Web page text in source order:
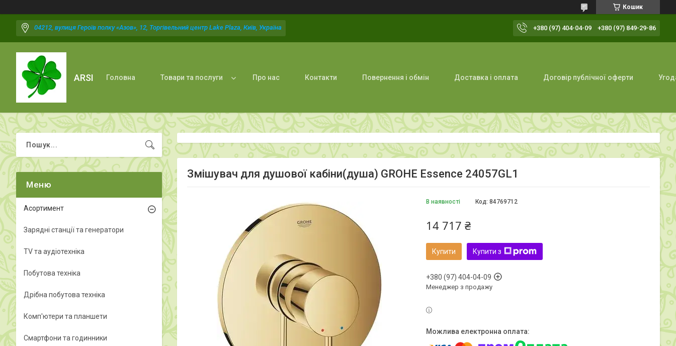
Кошик
04212, вулиця Героїв полку «Азов», 12, Торгівельний центр Lake Plaza, Київ, Україна +380 (97) 404-04-09 +380 (97) 849-29-86
ARSI Головна Товари та послуги Про нас Контакти Повернення і обмін Доставка і оплата Договір публічної оферти
Змішувач для душової кабіни(душа) GROHE Essence 24057GL1
В наявності Код: 84769712
14 717 ₴
Купити Купити з
+380 (97) 404-04-09
Менеджер з продажу
Асортимент
Зарядні станції та генератори
TV та аудіотехніка
Побутова техніка
Дрібна побутова техніка
Комп'ютери та планшети
Смартфони та годинники